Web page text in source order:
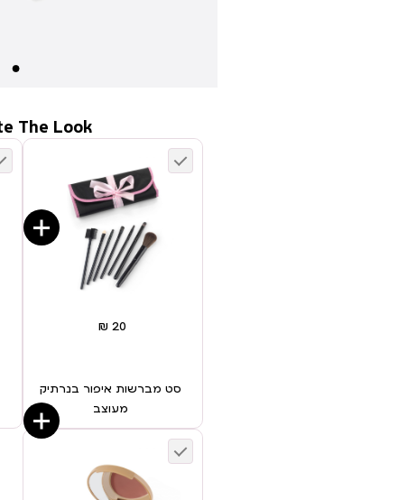
סט מברשות איפור בנרתיק
מעוצב
The Look